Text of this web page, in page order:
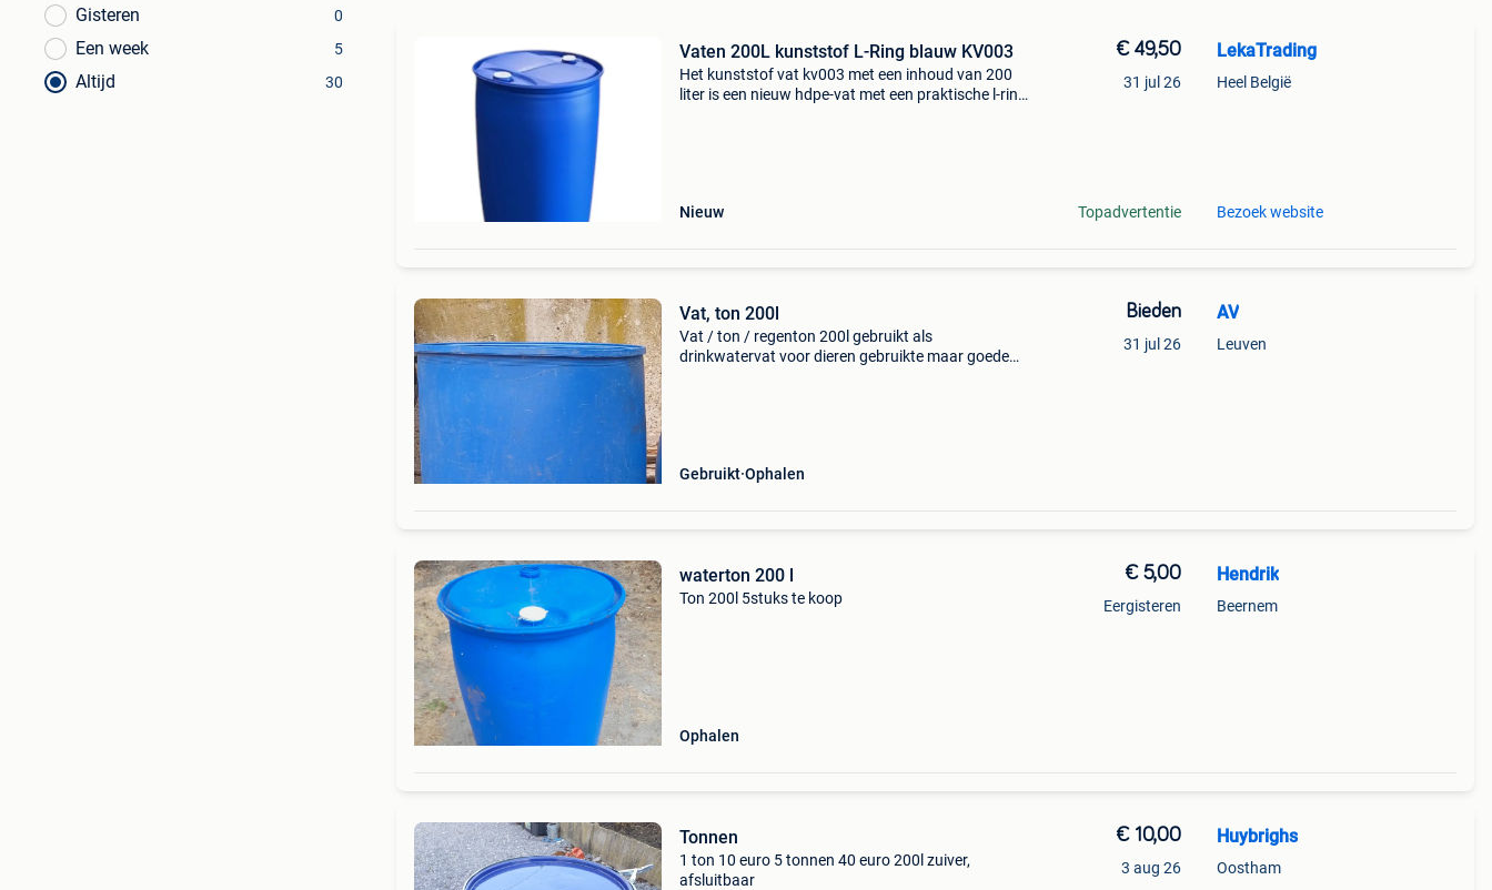
Gisteren 0
Een week 5
Altijd 30
Vaten 200L kunststof L-Ring blauw KV003
Het kunststof vat kv003 met een inhoud van 200
liter is een nieuw hdpe-vat met een praktische l-ring
Nieuw
€ 49,50
31 jul 26
Topadvertentie
LekaTrading
Heel België
Bezoek website
Vat, ton 200l
Vat / ton / regenton 200l gebruikt als
drinkwatervat voor dieren gebruikte maar goede
Gebruikt Ophalen
Bieden
31 jul 26
AV
Leuven
waterton 200 l
Ton 200l 5stuks te koop
Ophalen
€ 5,00
Eergisteren
Hendrik
Beernem
Tonnen
1 ton 10 euro 5 tonnen 40 euro 200l zuiver,
afsluitbaar
€ 10,00
3 aug 26
Huybrighs
Oostham